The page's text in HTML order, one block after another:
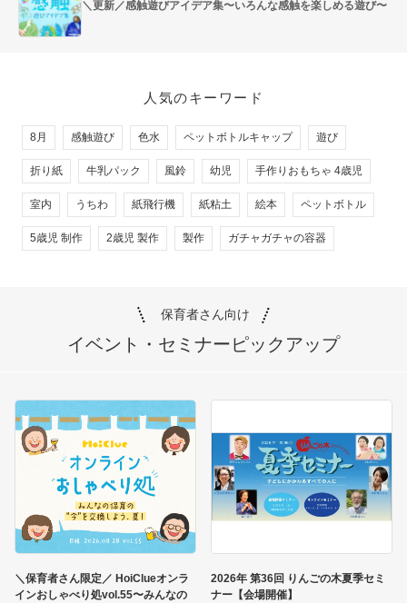
＼更新／感触遊びアイデア集〜いろんな感触を楽しめる遊び〜
人気のキーワード
8月 感触遊び 色水 ペットボトルキャップ 遊び
折り紙 牛乳パック 風鈴 幼児 手作りおもちゃ 4歳児
室内 うちわ 紙飛行機 紙粘土 絵本 ペットボトル
5歳児 制作 2歳児 製作 製作 ガチャガチャの容器
保育者さん向け
イベント・セミナーピックアップ
＼保育者さん限定／ HoiClueオンラ
インおしゃべり処vol.55〜みんなの
2026年 第36回 りんごの木夏季セミ
ナー【会場開催】